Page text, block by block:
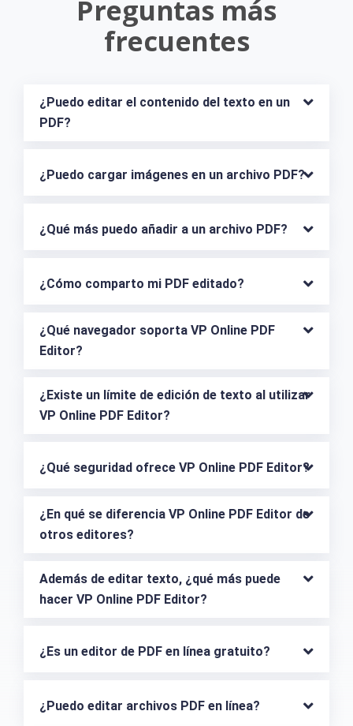
Preguntas más
frecuentes
¿Puedo editar el contenido del texto en un
PDF?
¿Puedo cargar imágenes en un archivo PDF?
¿Qué más puedo añadir a un archivo PDF?
¿Cómo comparto mi PDF editado?
¿Qué navegador soporta VP Online PDF
Editor?
¿Existe un límite de edición de texto al utilizar
VP Online PDF Editor?
¿Qué seguridad ofrece VP Online PDF Editor?
¿En qué se diferencia VP Online PDF Editor de
otros editores?
Además de editar texto, ¿qué más puede
hacer VP Online PDF Editor?
¿Es un editor de PDF en línea gratuito?
¿Puedo editar archivos PDF en línea?